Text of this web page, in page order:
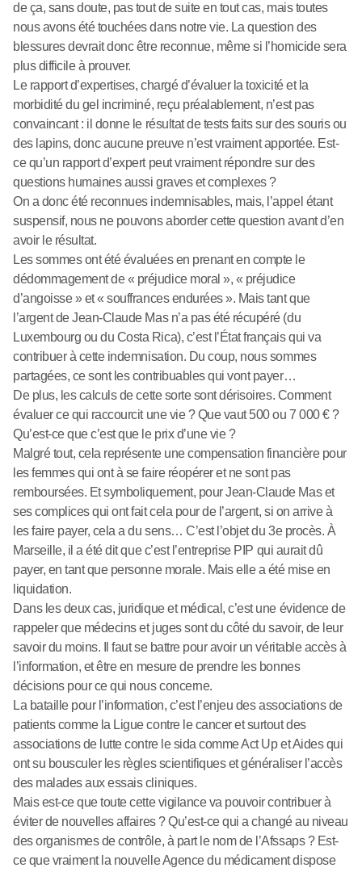
de ça, sans doute, pas tout de suite en tout cas, mais toutes
nous avons été touchées dans notre vie. La question des
blessures devrait donc être reconnue, même si l’homicide sera
plus difficile à prouver.
Le rapport d’expertises, chargé d’évaluer la toxicité et la
morbidité du gel incriminé, reçu préalablement, n’est pas
convaincant : il donne le résultat de tests faits sur des souris ou
des lapins, donc aucune preuve n’est vraiment apportée. Est-
ce qu’un rapport d’expert peut vraiment répondre sur des
questions humaines aussi graves et complexes ?
On a donc été reconnues indemnisables, mais, l’appel étant
suspensif, nous ne pouvons aborder cette question avant d’en
avoir le résultat.
Les sommes ont été évaluées en prenant en compte le
dédommagement de « préjudice moral », « préjudice
d’angoisse » et « souffrances endurées ». Mais tant que
l’argent de Jean-Claude Mas n’a pas été récupéré (du
Luxembourg ou du Costa Rica), c’est l’État français qui va
contribuer à cette indemnisation. Du coup, nous sommes
partagées, ce sont les contribuables qui vont payer…
De plus, les calculs de cette sorte sont dérisoires. Comment
évaluer ce qui raccourcit une vie ? Que vaut 500 ou 7 000 € ?
Qu’est-ce que c’est que le prix d’une vie ?
Malgré tout, cela représente une compensation financière pour
les femmes qui ont à se faire réopérer et ne sont pas
remboursées. Et symboliquement, pour Jean-Claude Mas et
ses complices qui ont fait cela pour de l’argent, si on arrive à
les faire payer, cela a du sens… C’est l’objet du 3e procès. À
Marseille, il a été dit que c’est l’entreprise PIP qui aurait dû
payer, en tant que personne morale. Mais elle a été mise en
liquidation.
Dans les deux cas, juridique et médical, c’est une évidence de
rappeler que médecins et juges sont du côté du savoir, de leur
savoir du moins. Il faut se battre pour avoir un véritable accès à
l’information, et être en mesure de prendre les bonnes
décisions pour ce qui nous concerne.
La bataille pour l’information, c’est l’enjeu des associations de
patients comme la Ligue contre le cancer et surtout des
associations de lutte contre le sida comme Act Up et Aides qui
ont su bousculer les règles scientifiques et généraliser l’accès
des malades aux essais cliniques.
Mais est-ce que toute cette vigilance va pouvoir contribuer à
éviter de nouvelles affaires ? Qu’est-ce qui a changé au niveau
des organismes de contrôle, à part le nom de l’Afssaps ? Est-
ce que vraiment la nouvelle Agence du médicament dispose